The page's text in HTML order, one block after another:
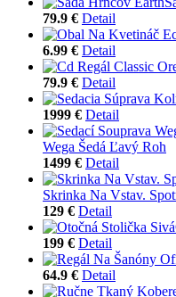
79.9 € Detail
6.99 € Detail
79.9 € Detail
1999 € Detail
Wega Šedá Ľavý Roh
1499 € Detail
Skrinka Na Vstav.
129 € Detail
199 € Detail
64.9 € Detail